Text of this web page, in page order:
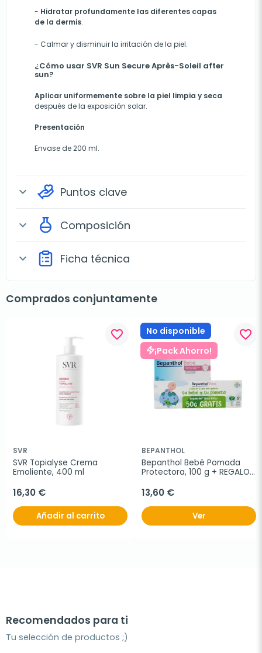
- Hidratar profundamente las diferentes capas
de la dermis.
- Calmar y disminuir la irritación de la piel.
¿Cómo usar SVR Sun Secure Après-Soleil after
sun?
Aplicar uniformemente sobre la piel limpia y seca
después de la exposición solar.
Presentación
Envase de 200 ml.
expand_more Puntos clave
expand_more Composición
expand_more Ficha técnica
Comprados conjuntamente
favorite_border
SVR
SVR Topialyse Crema
Emoliente, 400 ml
16,30 €
Añadir al carrito
No disponible
¡Pack Ahorro!
favorite_border
BEPANTHOL
Bepanthol Bebé Pomada
Protectora, 100 g + REGALO
13,60 €
Ver
Recomendados para ti
Tu selección de productos ;)